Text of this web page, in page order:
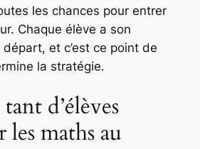
les chances pour entrer
Chaque élève a son
et c’est ce point de
la stratégie.
d’élèves
maths au